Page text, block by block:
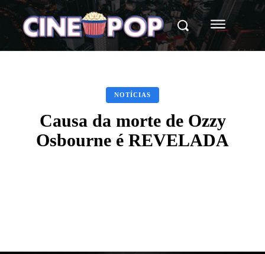
NOTÍCIAS
Causa da morte de Ozzy
Osbourne é REVELADA